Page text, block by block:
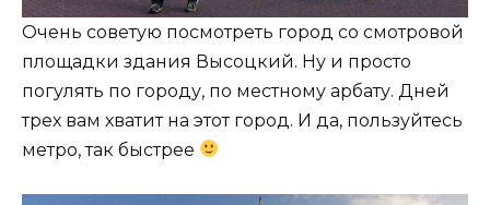
Очень советую посмотреть город со смотровой
площадки здания Высоцкий. Ну и просто
погулять по городу, по местному арбату. Дней
трех вам хватит на этот город. И да, пользуйтесь
метро, так быстрее